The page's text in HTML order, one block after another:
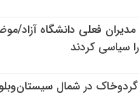
فعلی دانشگاه آزاد/
سیاسی کردند
گردوخاک در شمال